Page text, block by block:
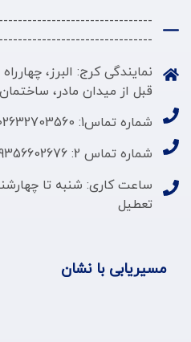
نمایندگی کرج: البرز،
قبل از میدان مادر،
شماره تماس1: 02632703560
شماره تماس 2: 09356602676
تعطیل
مسیریابی با نشان